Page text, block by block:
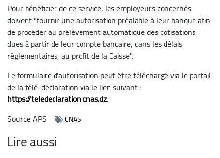
Pour bénéficier de ce service, les employeurs concernés
doivent "fournir une autorisation préalable à leur banque afin
de procéder au prélèvement automatique des cotisations
dues à partir de leur compte bancaire, dans les délais
règlementaires, au profit de la Caisse".
Le formulaire d'autorisation peut être téléchargé via le portail
de la télé-déclaration via le lien suivant :
https://teledeclaration.cnas.dz.
SourceAPS CNAS
Lire aussi